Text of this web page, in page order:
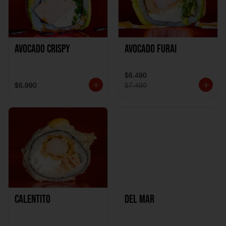
Avocado Crispy
$6.990
Avocado Furai
$6.490
$7.490
Calentito Del Mar